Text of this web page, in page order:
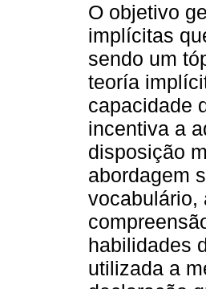
O objetivo
implícitas
sendo um
teoría
capacidade
incentiva a
disposição
abordagem
vocabulário,
habilidades
utilizada a